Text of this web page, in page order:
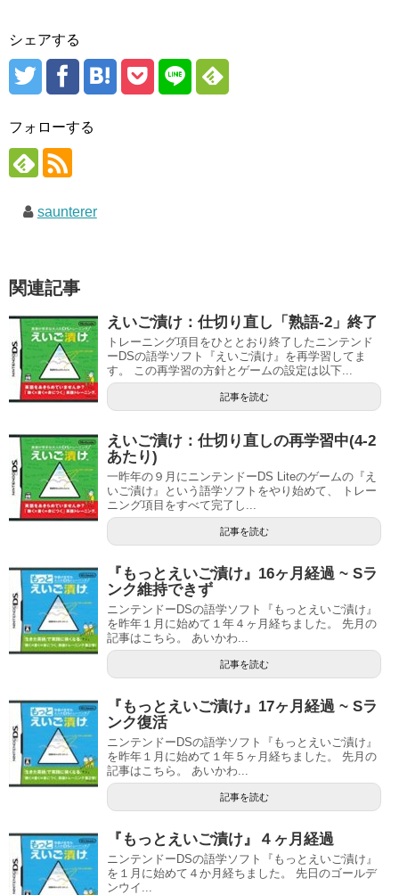
シェアする
フォローする
saunterer
関連記事
えいご漬け：仕切り直し「熟語-2」終了
トレーニング項目をひととおり終了したニンテンド
ーDSの語学ソフト『えいご漬け』を再学習してま
す。 この再学習の方針とゲームの設定は以下...
記事を読む
えいご漬け：仕切り直しの再学習中(4-2
あたり)
一昨年の９月にニンテンドーDS Liteのゲームの『え
いご漬け』という語学ソフトをやり始めて、 トレー
ニング項目をすべて完了し...
記事を読む
『もっとえいご漬け』16ヶ月経過 ~ Sラ
ンク維持できず
ニンテンドーDSの語学ソフト『もっとえいご漬け』
を昨年１月に始めて１年４ヶ月経ちました。 先月の
記事はこちら。 あいかわ...
記事を読む
『もっとえいご漬け』17ヶ月経過 ~ Sラ
ンク復活
ニンテンドーDSの語学ソフト『もっとえいご漬け』
を昨年１月に始めて１年５ヶ月経ちました。 先月の
記事はこちら。 あいかわ...
記事を読む
『もっとえいご漬け』４ヶ月経過
ニンテンドーDSの語学ソフト『もっとえいご漬け』
を１月に始めて４か月経ちました。 先日のゴールデ
ンウイ...